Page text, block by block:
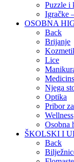
Puzzle i
Igračke
OSOBNA
Back
Brijanje
Lice
Njega
Optika
Pribor
Wellness
Osobna
ŠKOLSKI I
Back